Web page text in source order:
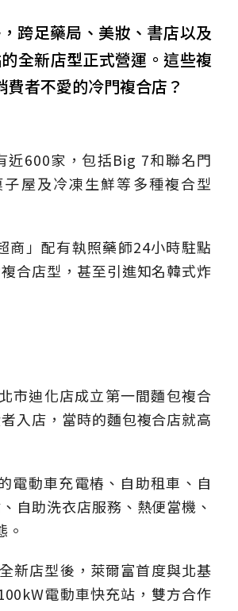
，跨足藥局、美妝、書店以及
的全新店型正式營運。這些複
者不愛的冷門複合店？
近600家，包括Big 7和聯名門
屋及冷凍生鮮等多種複合型
商」配有執照藥師24小時駐點
合店型 ， 甚至引進知名韓式炸
市迪化店成立第一間麵包複合
入店，當時的麵包複合店就高
電動車充電樁、自助租車、自
自助洗衣店服務、熱便當機、
新店型後，萊爾富首度與北基
電動車快充站，雙方合作